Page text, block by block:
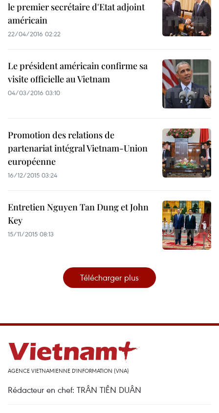
le premier secrétaire d'Etat adjoint
américain
22/04/2016 02:22
Le président américain confirme sa
visite officielle au Vietnam
04/03/2016 03:10
Promotion des relations de
partenariat intégral Vietnam-Union
européenne
16/12/2015 03:24
Entretien Nguyen Tan Dung et John
Key
15/11/2015 08:13
Télécharger plus
AGENCE VIETNAMIENNE D'INFORMATION (VNA)
Rédacteur en chef: TRÂN TIÊN DUÂN